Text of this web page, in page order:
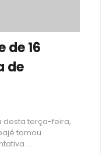
de 16
de
desta terça-feira,
tomou
...